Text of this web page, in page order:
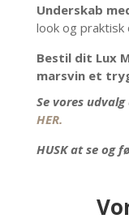
Underskab
look og praktisk
Bestil dit Lux
marsvin et
Se vores
HER.
HUSK at se og